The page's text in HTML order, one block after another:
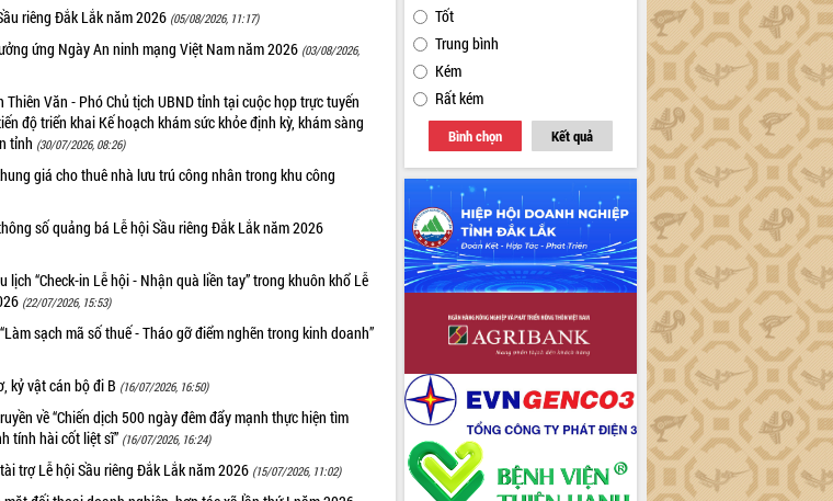
riêng Đắk Lắk năm 2026 (05/08/2026, 11:17)
ứng Ngày An ninh mạng Việt Nam năm 2026 (03/08/2026,
Văn - Phó Chủ tịch UBND tỉnh tại cuộc họp trực tuyến
độ triển khai Kế hoạch khám sức khỏe định kỳ, khám sàng
tỉnh (30/07/2026, 08:26)
giá cho thuê nhà lưu trú công nhân trong khu công
số quảng bá Lễ hội Sầu riêng Đắk Lắk năm 2026
lịch “Check-in Lễ hội - Nhận quà liền tay” trong khuôn khổ Lễ
(22/07/2026, 15:53)
sạch mã số thuế - Tháo gỡ điểm nghẽn trong kinh doanh”
kỷ vật cán bộ đi B (16/07/2026, 16:50)
về “Chiến dịch 500 ngày đêm đẩy mạnh thực hiện tìm
tính hài cốt liệt sĩ” (16/07/2026, 16:24)
trợ Lễ hội Sầu riêng Đắk Lắk năm 2026 (15/07/2026, 11:02)
Tốt
Trung bình
Kém
Rất kém
Bình chọn Kết quả